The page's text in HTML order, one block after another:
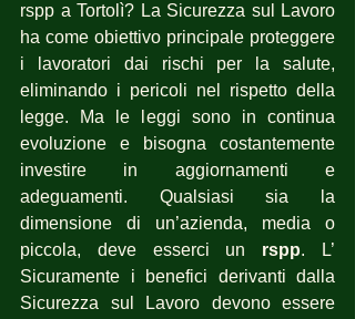
rspp a Tortolì? La Sicurezza sul Lavoro
ha come obiettivo principale proteggere
i lavoratori dai rischi per la salute,
eliminando i pericoli nel rispetto della
legge. Ma le leggi sono in continua
evoluzione e bisogna costantemente
investire in aggiornamenti e
adeguamenti. Qualsiasi sia la
dimensione di un’azienda, media o
piccola, deve esserci un rspp. L’
Sicuramente i benefici derivanti dalla
Sicurezza sul Lavoro devono essere